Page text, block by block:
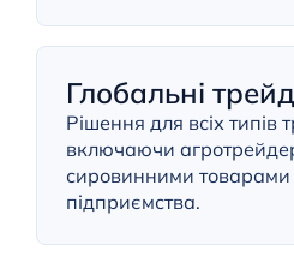
Глобальні
Рішення для всіх типів
включаючи
сировинними товарами
підприємства.